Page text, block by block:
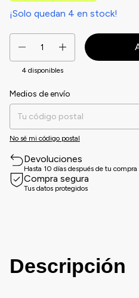
¡Solo quedan 4 en stock!
4 disponibles
Entregas para el CP:
Medios de envío
No sé mi código postal
Devoluciones
Hasta 10 días después de tu compra
Compra segura
Tus datos protegidos
Descripción